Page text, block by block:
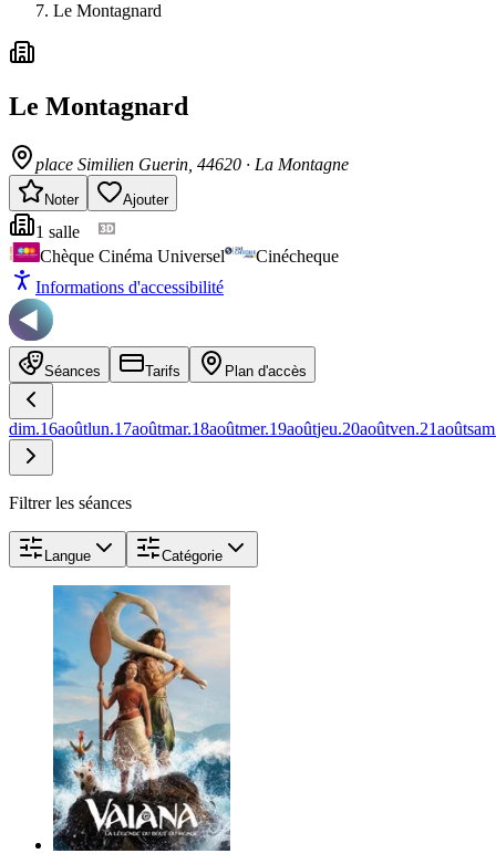
Le Montagnard
Le Montagnard
place Similien Guerin , 44620 · La Montagne
Noter Ajouter
1 salle
Chèque Cinéma Universel
Cinécheque
Informations d'accessibilité
Séances Tarifs Plan d'accès
dim.16aoûtlun.17aoûtmar.18aoûtmer.19aoûtjeu.20aoûtven.21août
Filtrer les séances
Langue Catégorie